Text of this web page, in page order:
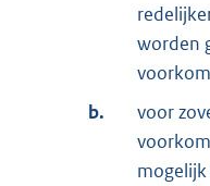
worden
b.
voor